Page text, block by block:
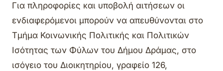
Για πληροφορίες και υποβολή αιτήσεων οι
ενδιαφερόμενοι μπορούν να απευθύνονται στο
Τμήμα Κοινωνικής Πολιτικής και Πολιτικών
Ισότητας των Φύλων του Δήμου Δράμας, στο
ισόγειο του Διοικητηρίου, γραφείο 126,